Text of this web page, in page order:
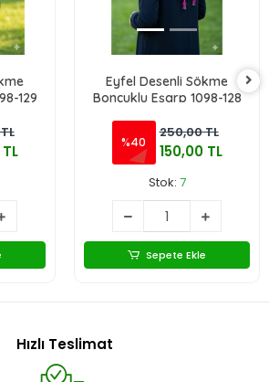
129
Eyfel Desenli Sökme
Boncuklu Eşarp 1098-128
%40
250,00 TL
150,00 TL
Stok: 7
Sepete Ekle
Hızlı Teslimat